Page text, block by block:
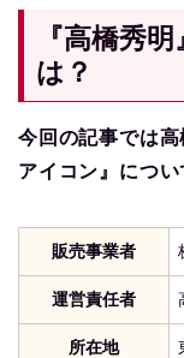
『高橋秀
は？
今回の記事では
アイコン』につい
販売事業者
運営責任者
所在地